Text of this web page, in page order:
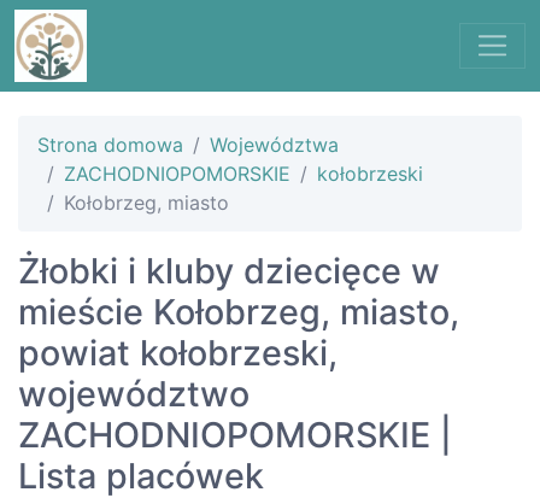
Strona domowa
Województwa
ZACHODNIOPOMORSKIE
kołobrzeski
Kołobrzeg, miasto
Żłobki i kluby dziecięce w
mieście Kołobrzeg, miasto,
powiat kołobrzeski,
województwo
ZACHODNIOPOMORSKIE |
Lista placówek